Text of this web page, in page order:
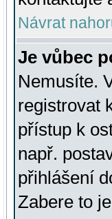
Návrat
Je vůbec
Nemusíte.
registrovat
přístup k
např.
přihlášení
Zabere to